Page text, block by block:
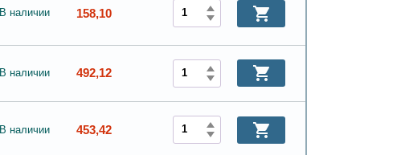
В наличии 158,10
В наличии 492,12
В наличии 453,42